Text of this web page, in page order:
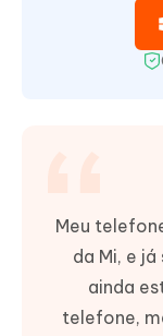
Meu
da Mi, e
ainda
telefone,